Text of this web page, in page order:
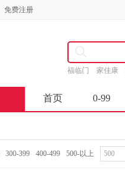
免费注册
福临门 家佳康
首页 0-99
300-399 400-499 500-以上